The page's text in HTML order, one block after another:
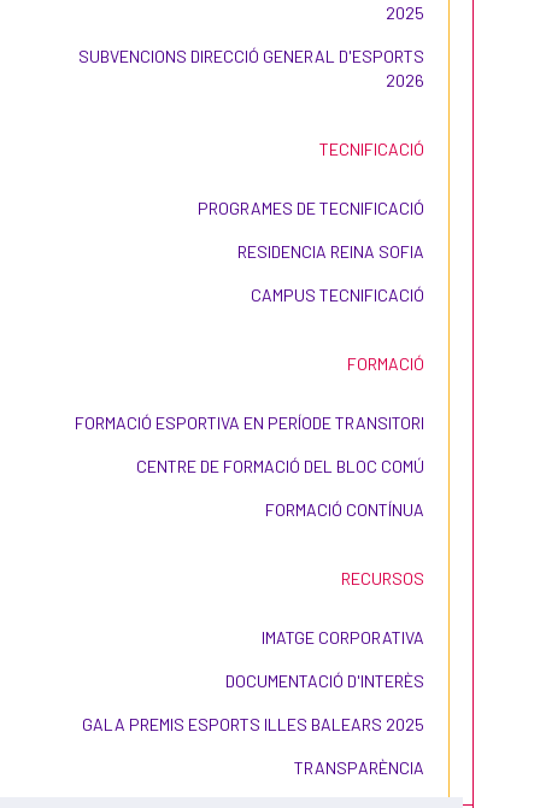
2025
SUBVENCIONS DIRECCIÓ GENERAL D'ESPORTS
2026
TECNIFICACIÓ
PROGRAMES DE TECNIFICACIÓ
RESIDENCIA REINA SOFIA
CAMPUS TECNIFICACIÓ
FORMACIÓ
FORMACIÓ ESPORTIVA EN PERÍODE TRANSITORI
CENTRE DE FORMACIÓ DEL BLOC COMÚ
FORMACIÓ CONTÍNUA
RECURSOS
IMATGE CORPORATIVA
DOCUMENTACIÓ D'INTERÈS
GALA PREMIS ESPORTS ILLES BALEARS 2025
TRANSPARÈNCIA